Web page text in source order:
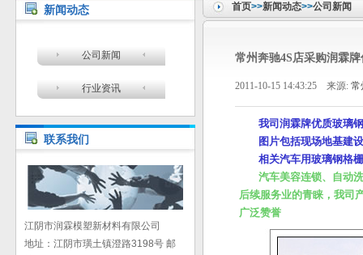
新闻动态
公司新闻
行业资讯
联系我们
江阴市润霖模塑新材料有限公司
地址：江阴市璜土镇澄路3198号 邮
首页>>新闻动态>>公司新闻
常州奔驰4S店采购润霖
2011-10-15 14:43:25 来源:常
我司润霖牌优质玻璃
图片包括现场地基建
相关汽车用玻璃钢格
汽车美容连锁、自动
后续服务业的青睐，我司
广泛赞誉